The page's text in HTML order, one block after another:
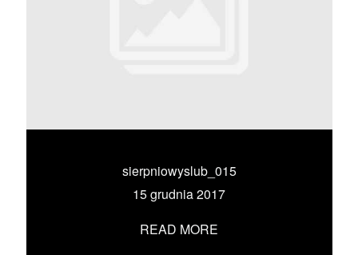
sierpniowyslub_015
15 grudnia 2017
READ MORE
UMÓW SIĘ ZE MNĄ →